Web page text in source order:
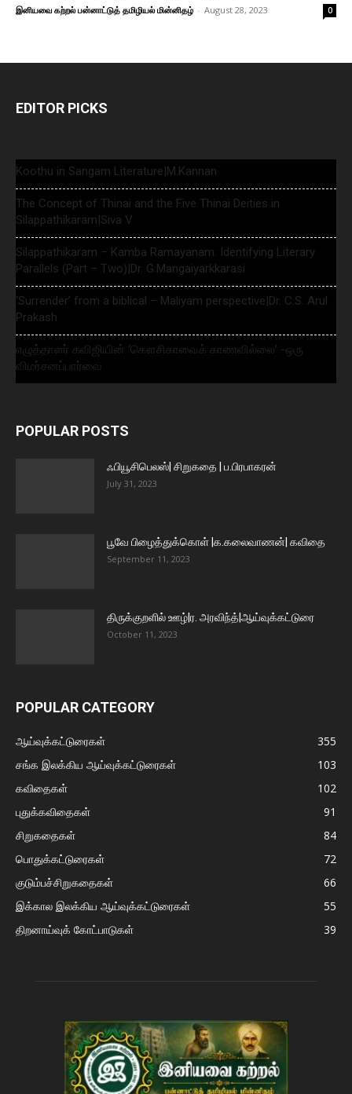
இனியவை கற்றல் பன்னாட்டுத் தமிழியல் மின்னிதழ் - August 28, 2023 0
EDITOR PICKS
Koothu in Sangam Literature|M.Kannan
The Concept of Thinai and the Five Thinai Deities in
Silappathikaram|Siva V
Silappathikaram – Kamba Ramayanam: Identifying Literary
Parallels (Part – Two)|Dr. G.Mangaiyarkkarasi
‘Surrender’ from a biblical – Maliyam perspective|Dr. C.S. Arul
Prakash
எழுத்தாளர் கவிஜியின் ‘கௌசிகாவைக் காணவில்லை’ -ஒரு
விமர்சனப்பார்வை
POPULAR POSTS
ஃபியூசிபெலஸ்| சிறுகதை | ப.பிரபாகரன்
July 31, 2023
பூவே பிழைத்துக்கொள் |க.கலைவாணன்| கவிதை
September 11, 2023
திருக்குறளில் ஊழ்|ர. அரவிந்த்|ஆய்வுக்கட்டுரை
October 11, 2023
POPULAR CATEGORY
ஆய்வுக்கட்டுரைகள்
355
சங்க இலக்கிய ஆய்வுக்கட்டுரைகள்
103
கவிதைகள்
102
புதுக்கவிதைகள்
91
சிறுகதைகள்
84
பொதுக்கட்டுரைகள்
72
குடும்பச்சிறுகதைகள்
66
இக்கால இலக்கிய ஆய்வுக்கட்டுரைகள்
55
திறனாய்வுக் கோட்பாடுகள்
39